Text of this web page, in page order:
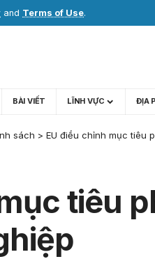
and Terms of Use.
BÀI VIẾT LĨNH VỰC ĐỊA
sách > EU điều chỉnh mục tiêu
tiêu